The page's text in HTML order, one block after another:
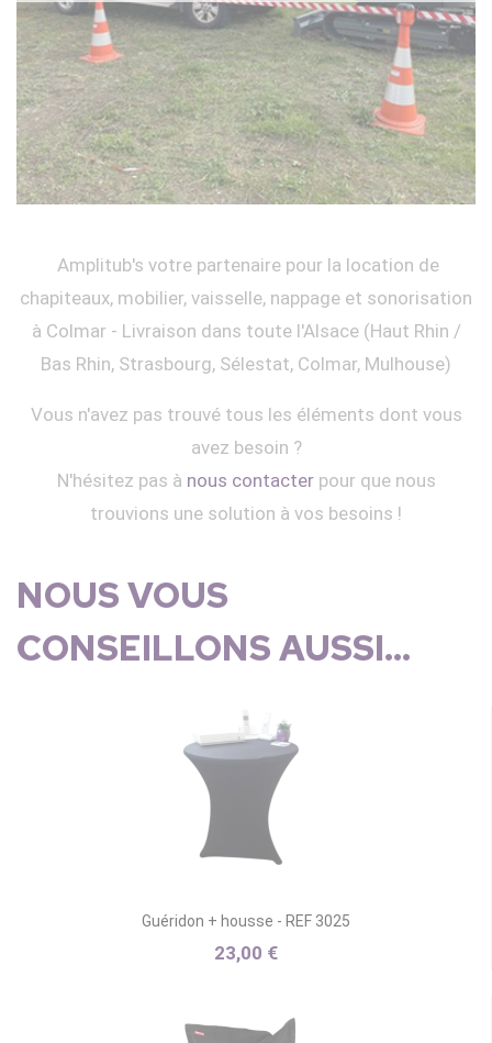
Amplitub's votre partenaire pour la location de
chapiteaux, mobilier, vaisselle, nappage et sonorisation
à Colmar - Livraison dans toute l'Alsace (Haut Rhin /
Bas Rhin, Strasbourg, Sélestat, Colmar, Mulhouse)
Vous n'avez pas trouvé tous les éléments dont vous
avez besoin ?
N'hésitez pas à nous contacterpour que nous
trouvions une solution à vos besoins !
NOUS VOUS
CONSEILLONS AUSSI...
Guéridon + housse - REF 3025
23,00 €